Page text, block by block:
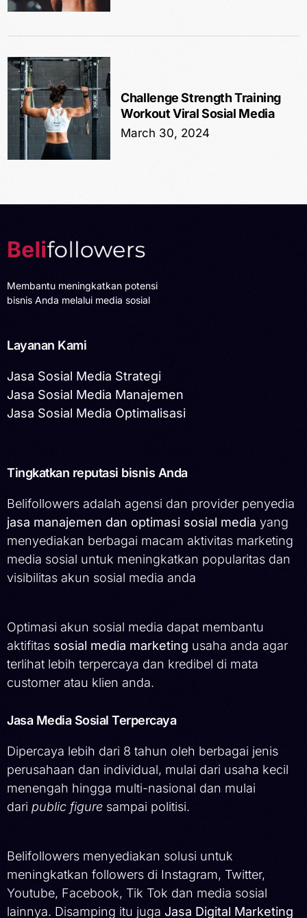
Challenge Strength Training
Workout Viral Sosial Media
March 30, 2024
Membantu meningkatkan potensi
bisnis Anda melalui media sosial
Layanan Kami
Jasa Sosial Media Strategi
Jasa Sosial Media Manajemen
Jasa Sosial Media Optimalisasi
Tingkatkan reputasi bisnis Anda
Belifollowers adalah agensi dan provider penyedia
jasa manajemen dan optimasi sosial media yang
menyediakan berbagai macam aktivitas marketing
media sosial untuk meningkatkan popularitas dan
visibilitas akun sosial media anda
Optimasi akun sosial media dapat membantu
aktifitas sosial media marketing usaha anda agar
terlihat lebih terpercaya dan kredibel di mata
customer atau klien anda.
Jasa Media Sosial Terpercaya
Dipercaya lebih dari 8 tahun oleh berbagai jenis
perusahaan dan individual, mulai dari usaha kecil
menengah hingga multi-nasional dan mulai
dari public figure sampai politisi.
Belifollowers menyediakan solusi untuk
meningkatkan followers di Instagram, Twitter,
Youtube, Facebook, Tik Tok dan media sosial
lainnya. Disamping itu juga Jasa Digital Marketing